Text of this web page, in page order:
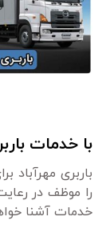
با خدمات
باربری مهرآباد
را موظف در
خدمات آشنا